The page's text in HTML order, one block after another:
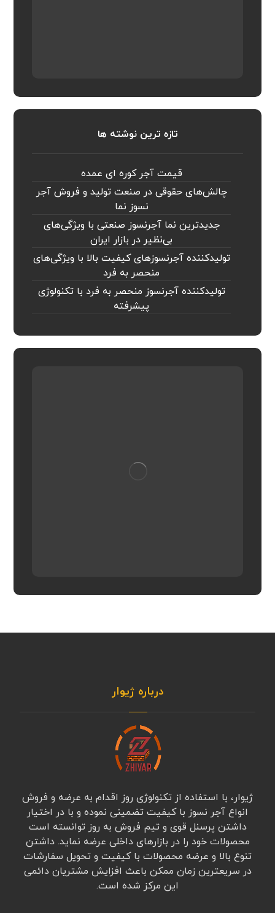
تازه ترین نوشته ها
قیمت آجر کوره ای عمده
چالش‌های حقوقی در صنعت تولید و فروش آجر
نسوز نما
جدیدترین نما آجرنسوز صنعتی با ویژگی‌های
بی‌نظیر در بازار ایران
تولیدکننده آجرنسوزهای کیفیت بالا با ویژگی‌های
منحصر به فرد
تولیدکننده آجرنسوز منحصر به فرد با تکنولوژی
پیشرفته
درباره ژیوار
ژیوار، با استفاده از تکنولوژی روز اقدام به عرضه و فروش
انواع آجر نسوز با کیفیت تضمینی نموده و با در اختیار
داشتن پرسنل قوی و تیم فروش به روز توانسته است
محصولات خود را در بازارهای داخلی عرضه نماید. داشتن
تنوع بالا و عرضه محصولات با کیفیت و تحویل سفارشات
در سریعترین زمان ممکن باعث افزایش مشتریان دائمی
این مرکز شده است.